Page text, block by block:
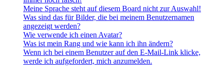
Meine Sprache steht auf diesem Board nicht zur Auswahl!
Was sind das für Bilder, die bei meinem Benutzernamen
angezeigt werden?
Wie verwende ich einen Avatar?
Was ist mein Rang und wie kann ich ihn ändern?
Wenn ich bei einem Benutzer auf den E-Mail-Link klicke,
werde ich aufgefordert, mich anzumelden.